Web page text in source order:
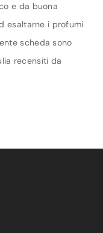
e da buona
esaltarne i profumi
scheda sono
recensiti da